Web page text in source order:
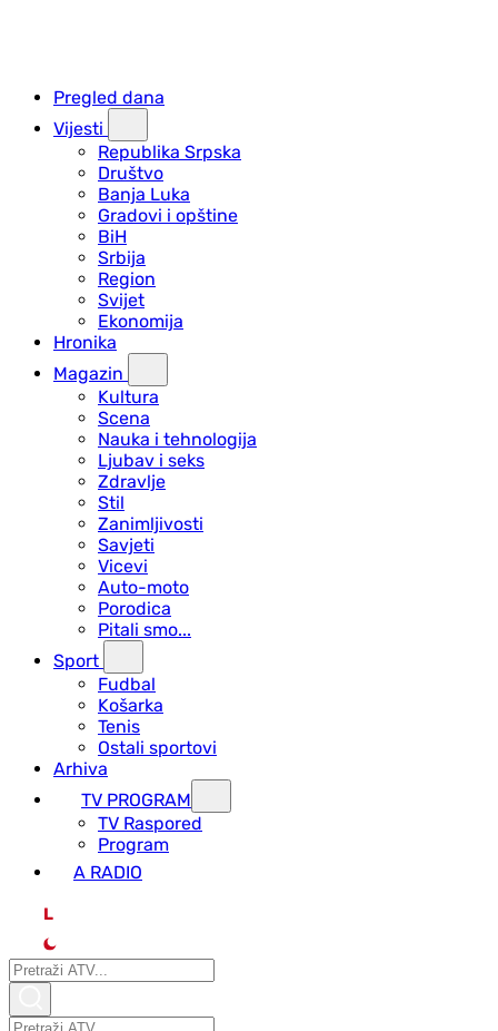
Pregled dana
Vijesti
Republika Srpska
Društvo
Banja Luka
Gradovi i opštine
BiH
Srbija
Region
Svijet
Ekonomija
Hronika
Magazin
Kultura
Scena
Nauka i tehnologija
Ljubav i seks
Zdravlje
Stil
Zanimljivosti
Savjeti
Vicevi
Auto-moto
Porodica
Pitali smo...
Sport
Fudbal
Košarka
Tenis
Ostali sportovi
Arhiva
TV PROGRAM
ТV Raspored
Program
A RADIO
L